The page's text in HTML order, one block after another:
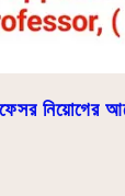
নিয়োগের